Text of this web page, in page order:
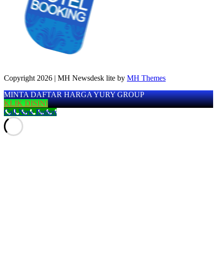
Copyright 2026 | MH Newsdesk lite by MH Themes
MINTA DAFTAR HARGA YURY GROUP
KLIK DISINI
Call Now Button